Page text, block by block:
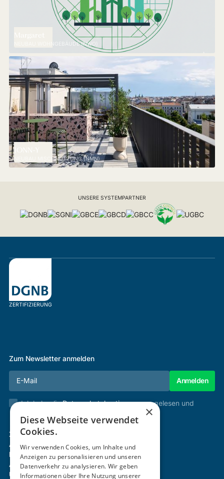
NEUBAU WOHNGEBÄUDE (NWO)
NEUBAU MISCHNUTZUNG (NMN)
UNSERE SYSTEMPARTNER
ZERTIFIZIERUNG
Zum Newsletter anmelden
Ich habe dieDatenschutzbestimmungengelesen und
Zertifizierung & Verifikation
Akademie
Mitgliedschaft
Aktivitäten
Über uns
×
Diese Webseite verwendet
Cookies.
Wir verwenden Cookies, um Inhalte und
Anzeigen zu personalisieren und unseren
Datenverkehr zu analysieren. Wir geben
Informationen über Ihre Nutzung unserer